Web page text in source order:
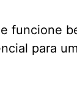
funcione
para